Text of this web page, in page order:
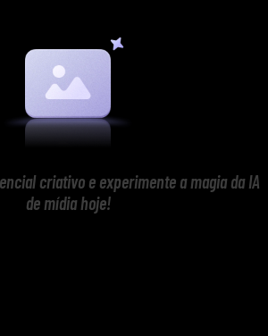
criativo e experimente a magia da IA
de mídia hoje!